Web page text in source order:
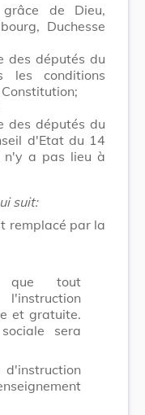
grâce de Dieu,
Duchesse
des députés du
conditions
des députés du
d'Etat du 14
n'y a pas lieu à
suit:
remplacé par la
tout
et gratuite.
sera